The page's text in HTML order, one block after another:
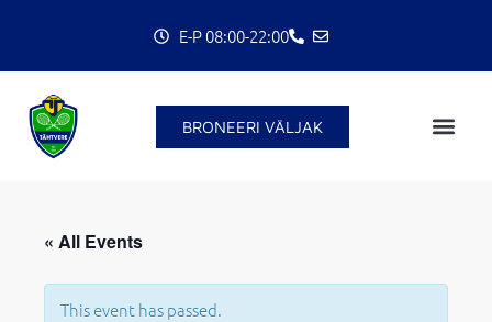
content
E-P 08:00-22:00
BRONEERI VÄLJAK
« All Events
This event has passed.